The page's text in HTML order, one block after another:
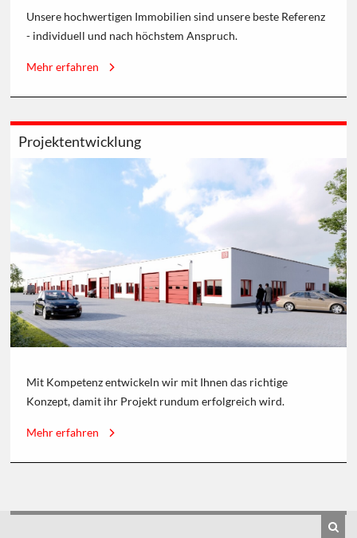
Unsere hochwertigen Immobilien sind unsere beste Referenz
- individuell und nach höchstem Anspruch.
Mehr erfahren
Projektentwicklung
Mit Kompetenz entwickeln wir mit Ihnen das richtige
Konzept, damit ihr Projekt rundum erfolgreich wird.
Mehr erfahren